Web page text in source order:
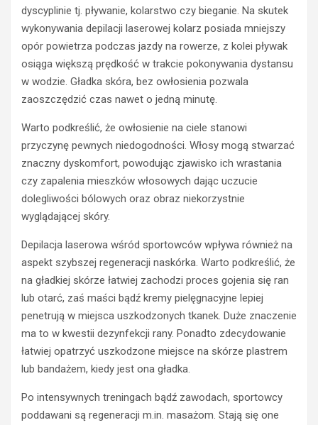
dyscyplinie tj. pływanie, kolarstwo czy bieganie. Na skutek
wykonywania depilacji laserowej kolarz posiada mniejszy
opór powietrza podczas jazdy na rowerze, z kolei pływak
osiąga większą prędkość w trakcie pokonywania dystansu
w wodzie. Gładka skóra, bez owłosienia pozwala
zaoszczędzić czas nawet o jedną minutę.
Warto podkreślić, że owłosienie na ciele stanowi
przyczynę pewnych niedogodności. Włosy mogą stwarzać
znaczny dyskomfort, powodując zjawisko ich wrastania
czy zapalenia mieszków włosowych dając uczucie
dolegliwości bólowych oraz obraz niekorzystnie
wyglądającej skóry.
Depilacja laserowa wśród sportowców wpływa również na
aspekt szybszej regeneracji naskórka. Warto podkreślić, że
na gładkiej skórze łatwiej zachodzi proces gojenia się ran
lub otarć, zaś maści bądź kremy pielęgnacyjne lepiej
penetrują w miejsca uszkodzonych tkanek. Duże znaczenie
ma to w kwestii dezynfekcji rany. Ponadto zdecydowanie
łatwiej opatrzyć uszkodzone miejsce na skórze plastrem
lub bandażem, kiedy jest ona gładka.
Po intensywnych treningach bądź zawodach, sportowcy
poddawani są regeneracji m.in. masażom. Stają się one